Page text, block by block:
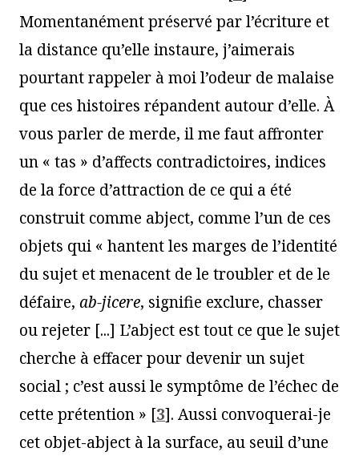
Momentanément préservé par l’écriture et
la distance qu’elle instaure, j’aimerais
pourtant rappeler à moi l’odeur de malaise
que ces histoires répandent autour d’elle. À
vous parler de merde, il me faut affronter
un « tas » d’affects contradictoires, indices
de la force d’attraction de ce qui a été
construit comme abject, comme l’un de ces
objets qui « hantent les marges de l’identité
du sujet et menacent de le troubler et de le
défaire, ab-jicere, signifie exclure, chasser
ou rejeter [...] L’abject est tout ce que le sujet
cherche à effacer pour devenir un sujet
social ; c’est aussi le symptôme de l’échec de
cette prétention » [3]. Aussi convoquerai-je
cet objet-abject à la surface, au seuil d’une